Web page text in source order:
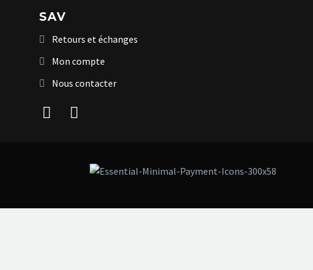
SAV
Retours et échanges
Mon compte
Nous contacter